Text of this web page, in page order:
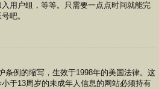
用户组，等等。只需要一点点时间就能完
吧。
条例的缩写，生效于1998年的美国法律。这
于13周岁的未成年人信息的网站必须持有